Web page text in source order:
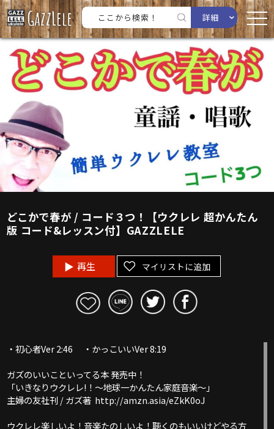
詳細
どこかで春が / コード３つ！【ウクレレ 超かんたん
版 コード&レッスン付】GAZZLELE
再生 マイリストに追加
・初心者Ver 2:46 ・かっこいいVer 8:19
ガズのいいこといってる本 発売中！
「いきなりウクレレ!！〜地球一かんたん家庭音楽〜」
主婦の友社刊 / ガズ著 http://amzn.asia/eZkK0oJ
ウクレレ楽しいよ！音楽たのしいよ！聴くのもいいけどやる方